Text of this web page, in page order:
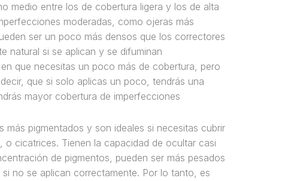
medio entre los de cobertura ligera y los de alta
moderadas, como ojeras más
ser un poco más densos que los correctores
natural si se aplican y se difuminan
que necesitas un poco más de cobertura, pero
que si solo aplicas un poco, tendrás una
mayor cobertura de imperfecciones
pigmentados y son ideales si necesitas cubrir
cicatrices. Tienen la capacidad de ocultar casi
de pigmentos, pueden ser más pesados
no se aplican correctamente. Por lo tanto, es